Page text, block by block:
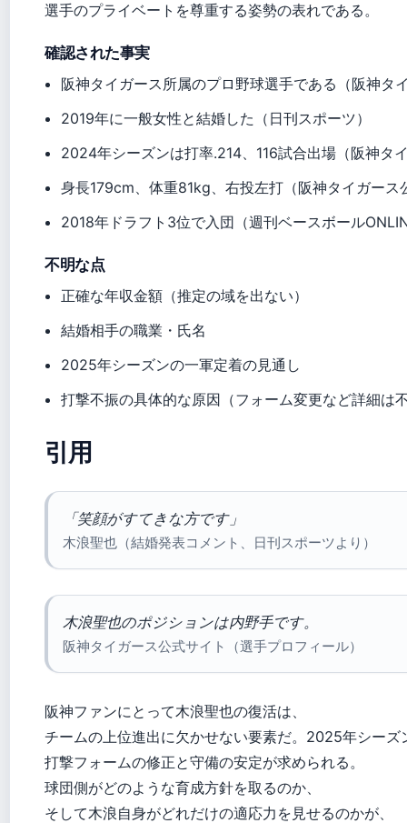
選手のプライベートを尊重する姿勢の表れである。
確認された事実
阪神タイガース所属のプロ野球選手である（阪神タ
2019年に一般女性と結婚した（日刊スポーツ）
2024年シーズンは打率.214、116試合出場（阪神タ
身長179cm、体重81kg、右投左打（阪神タイガース
2018年ドラフト3位で入団（週刊ベースボール
不明な点
正確な年収金額（推定の域を出ない）
結婚相手の職業・氏名
2025年シーズンの一軍定着の見通し
打撃不振の具体的な原因（フォーム変更など詳細は
引用
「笑顔がすてきな方です」
木浪聖也（結婚発表コメント、日刊スポーツより）
木浪聖也のポジションは内野手です。
阪神タイガース公式サイト（選手プロフィール）
阪神ファンにとって木浪聖也の復活は、
チームの上位進出に欠かせない要素だ。2025年シーズ
打撃フォームの修正と守備の安定が求められる。
球団側がどのような育成方針を取るのか、
そして木浪自身がどれだけの適応力を見せるのかが、